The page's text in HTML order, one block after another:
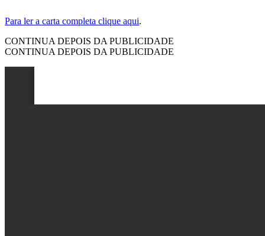
Para ler a carta completa clique aqui.
CONTINUA DEPOIS DA PUBLICIDADE
CONTINUA DEPOIS DA PUBLICIDADE